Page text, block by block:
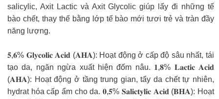
salicylic, Axit Lactic và Axit Glycolic giúp lấy đi những tế
bào chết, thay thế bằng lớp tế bào mới tươi trẻ và tràn đầy
năng lượng.
𝟓,𝟔% 𝐆𝐥𝐲𝐜𝐨𝐥𝐢𝐜 𝐀𝐜𝐢𝐝 (𝐀𝐇𝐀): Hoạt động ở cấp độ sâu nhất, tái
tạo da, ngăn ngừa xuất hiện đốm nâu. 𝟏,𝟖% 𝐋𝐚𝐜𝐭𝐢𝐜 𝐀𝐜𝐢𝐝
(𝐀𝐇𝐀): Hoạt động ở tầng trung gian, tẩy da chết tự nhiên,
hydrat hóa cấp ẩm cho da. 𝟎,𝟓% 𝐒𝐚𝐥𝐢𝐜𝐭𝐲𝐥𝐢𝐜 𝐀𝐜𝐢𝐝 (𝐁𝐇𝐀): Hoạt